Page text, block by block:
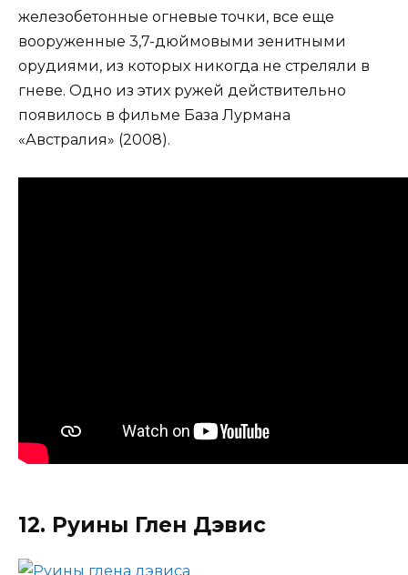
железобетонные огневые точки, все еще
вооруженные 3,7-дюймовыми зенитными
орудиями, из которых никогда не стреляли в
гневе. Одно из этих ружей действительно
появилось в фильме База Лурмана
«Австралия» (2008).
12. Руины Глен Дэвис